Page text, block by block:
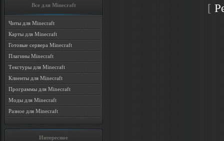
Все для Minecraft
Читы для Minecraft
Карты для Minecraft
Готовые сервера Minecraft
Плагины Minecraft
Текстуры для Minecraft
Клиенты для Minecraft
Программы для Minecraft
Моды для Minecraft
Разное для Minecraft
Интересное
[